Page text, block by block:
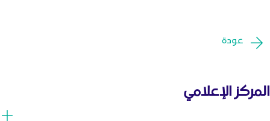
عودة
المركز الإعلامي